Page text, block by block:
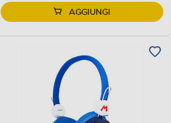
AGGIUNGI